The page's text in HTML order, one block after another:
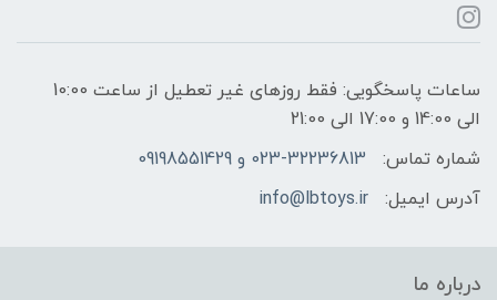
ساعات پاسخگویی: فقط روزهای غیر تعطیل از ساعت 10:00
الی 14:00 و 17:00 الی 21:00
شماره تماس:
023-32236813 و 09198551429
آدرس ایمیل:
info@lbtoys.ir
درباره ما